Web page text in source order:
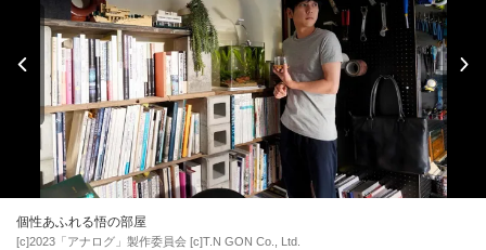
個性あふれる悟の部屋
[c]2023「アナログ」製作委員会 [c]T.N GON Co., Ltd.